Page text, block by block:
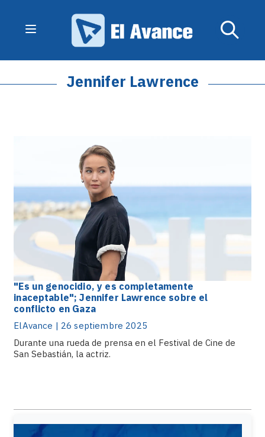
Jennifer Lawrence
"Es un genocidio, y es completamente
inaceptable"; Jennifer Lawrence sobre el
conflicto en Gaza
ElAvance | 26 septiembre 2025
Durante una rueda de prensa en el Festival de Cine de
San Sebastián, la actriz.